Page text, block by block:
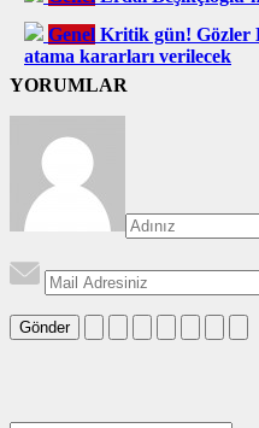
Genel Kritik gün! Gözler
atama kararları verilecek
YORUMLAR
Gönder